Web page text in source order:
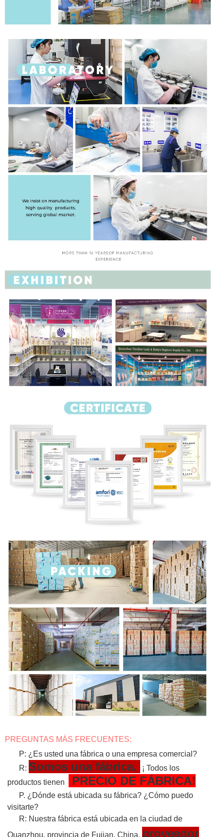
PREGUNTAS MÁS FRECUENTES:
P: ¿Es usted una fábrica o una empresa comercial?
R: Somos una fábrica.
¡ Todos los
productos tienen
PRECIO DE FÁBRICA!
P. ¿Dónde está ubicada su fábrica? ¿Cómo puedo
visitarte?
R: Nuestra fábrica está ubicada en la ciudad de
Quanzhou, provincia de Fujian, China. proveedor